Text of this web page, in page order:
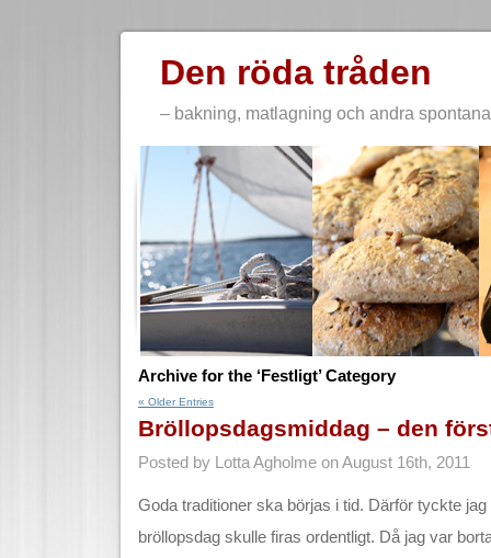
Den röda tråden
– bakning, matlagning och andra
Archive for the ‘Festligt’ Category
« Older Entries
Bröllopsdagsmiddag – den
Posted by Lotta Agholme on August 16th, 2011
Goda traditioner ska börjas i tid. Därför tyckte
bröllopsdag skulle firas ordentligt. Då jag var